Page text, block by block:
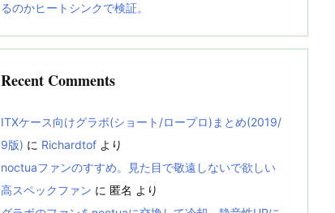
るのかヒートシンクで検証。
Recent Comments
ITXケース向けグラボ(ショート/ロープロ)まとめ(2019/
9版) に Richardtof より
noctuaファンのすすめ。見た目で敬遠しないで欲しい
高スペックファン に 匿名 より